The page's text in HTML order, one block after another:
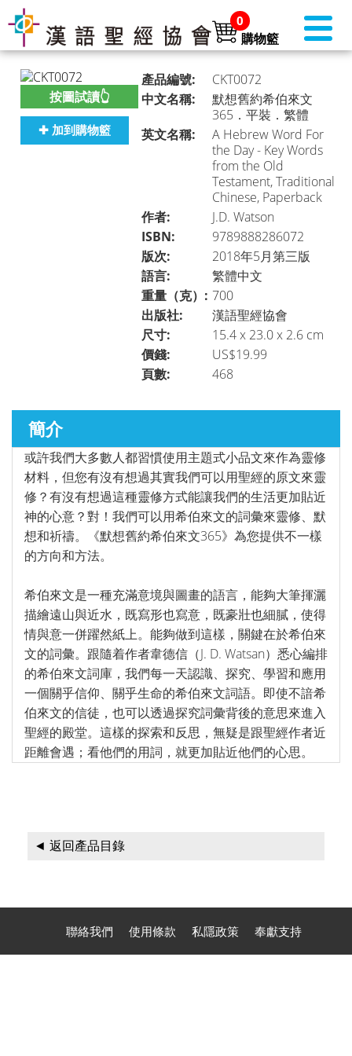
0
購物籃
書店首頁 (美國) ►
►
聖經研究 ►
講道／事奉 ►
靈修／讀經 ►
聆聽系列 ►
兒童青少年系列 ►
福音禮品 ►
按圖試讀👆
✚ 加到購物籃
產品編號:
CKT0072
中文名稱:
默想舊約希伯來文
365．平裝．繁體
英文名稱:
A Hebrew Word For
the Day - Key Words
from the Old
Testament, Traditional
Chinese, Paperback
作者:
J.D. Watson
ISBN:
9789888286072
版次:
2018年5月第三版
語言:
繁體中文
重量（克）: 700
出版社:
漢語聖經協會
尺寸:
15.4 x 23.0 x 2.6 cm
價錢:
US$19.99
頁數:
468
簡介
或許我們大多數人都習慣使用主題式小品文來作為靈修
材料，但您有沒有想過其實我們可以用聖經的原文來靈
修？有沒有想過這種靈修方式能讓我們的生活更加貼近
神的心意？對！我們可以用希伯來文的詞彙來靈修、默
想和祈禱。《默想舊約希伯來文365》為您提供不一樣
的方向和方法。
希伯來文是一種充滿意境與圖畫的語言，能夠大筆揮灑
描繪遠山與近水，既寫形也寫意，既豪壯也細膩，使得
情與意一併躍然紙上。能夠做到這樣，關鍵在於希伯來
文的詞彙。跟隨着作者韋德信（J. D. Watsan）悉心編排
的希伯來文詞庫，我們每一天認識、探究、學習和應用
一個關乎信仰、關乎生命的希伯來文詞語。即使不諳希
伯來文的信徒，也可以透過探究詞彙背後的意思來進入
聖經的殿堂。這樣的探索和反思，無疑是跟聖經作者近
距離會遇；看他們的用詞，就更加貼近他們的心思。
◄ 返回產品目錄
聯絡我們 使用條款 私隱政策 奉獻支持